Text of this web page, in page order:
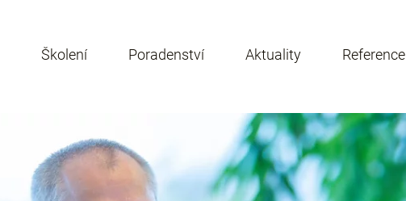
Školení Poradenství Aktuality Reference